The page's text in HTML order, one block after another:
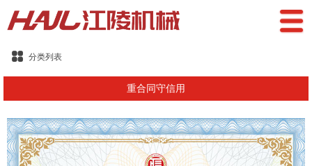
分类列表
重合同守信用